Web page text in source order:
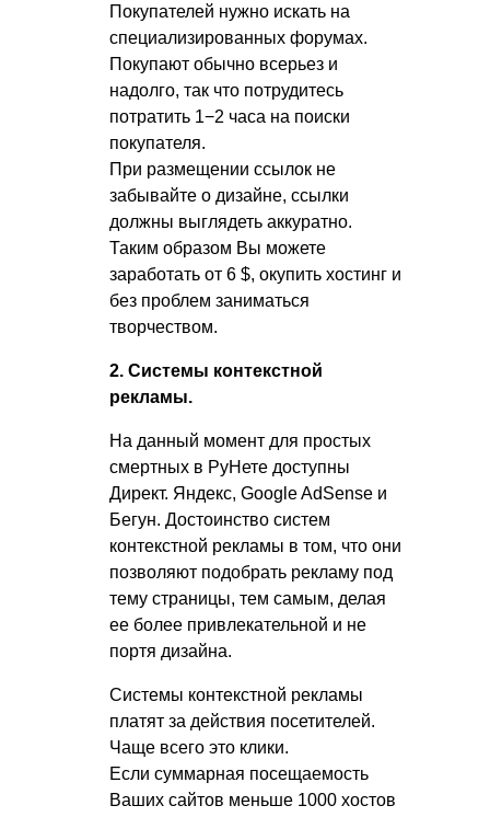
Покупателей нужно искать на
специализированных форумах.
Покупают обычно всерьез и
надолго, так что потрудитесь
потратить 1−2 часа на поиски
покупателя.
При размещении ссылок не
забывайте о дизайне, ссылки
должны выглядеть аккуратно.
Таким образом Вы можете
заработать от 6 $, окупить хостинг и
без проблем заниматься
творчеством.
2. Системы контекстной
рекламы.
На данный момент для простых
смертных в РуНете доступны
Директ. Яндекс, Google AdSense и
Бегун. Достоинство систем
контекстной рекламы в том, что они
позволяют подобрать рекламу под
тему страницы, тем самым, делая
ее более привлекательной и не
портя дизайна.
Системы контекстной рекламы
платят за действия посетителей.
Чаще всего это клики.
Если суммарная посещаемость
Ваших сайтов меньше 1000 хостов